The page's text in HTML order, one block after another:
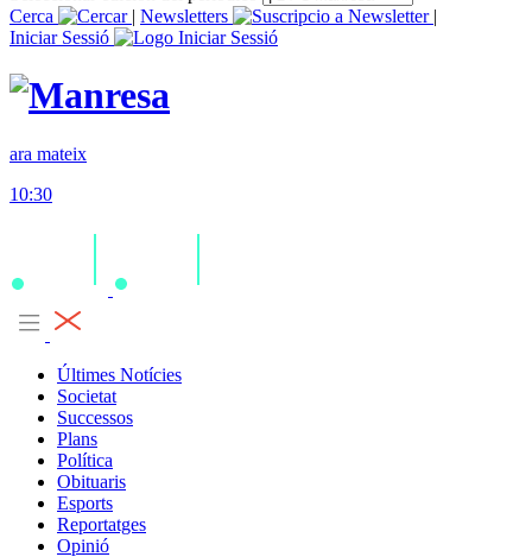
Cerca
| Newsletters
|
Iniciar Sessió
ara mateix
10:30
Últimes Notícies
Societat
Successos
Plans
Política
Obituaris
Esports
Reportatges
Opinió